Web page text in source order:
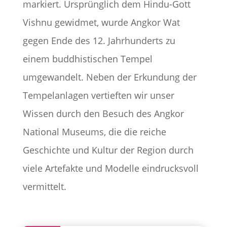
markiert. Ursprünglich dem Hindu-Gott
Vishnu gewidmet, wurde Angkor Wat
gegen Ende des 12. Jahrhunderts zu
einem buddhistischen Tempel
umgewandelt. Neben der Erkundung der
Tempelanlagen vertieften wir unser
Wissen durch den Besuch des Angkor
National Museums, die die reiche
Geschichte und Kultur der Region durch
viele Artefakte und Modelle eindrucksvoll
vermittelt.​